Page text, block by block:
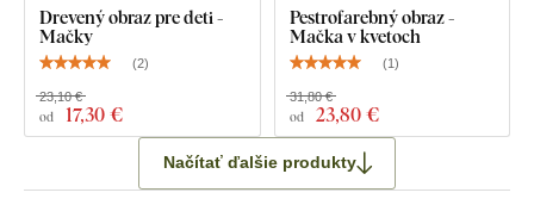
Drevený obraz pre deti -
Mačky
(2)
od 17,30 €
23,10 €
Pestrofarebný obraz -
Mačka v kvetoch
(1)
od 23,80 €
31,80 €
Načítať ďalšie produkty